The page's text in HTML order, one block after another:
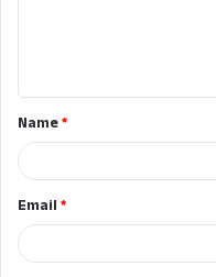
t
*Name*
Email*